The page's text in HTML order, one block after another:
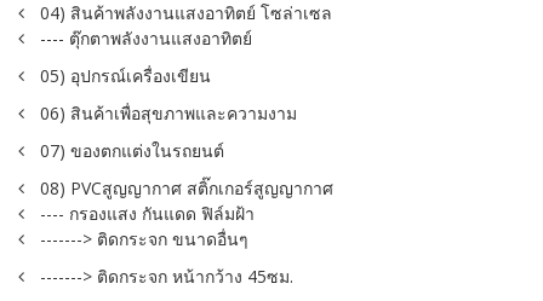
04) สินค้าพลังงานแสงอาทิตย์ โซล่าเซล
---- ตุ๊กตาพลังงานแสงอาทิตย์
05) อุปกรณ์เครื่องเขียน
06) สินค้าเพื่อสุขภาพและความงาม
07) ของตกแต่งในรถยนต์
08) PVCสูญญากาศ สติ๊กเกอร์สูญญากาศ
---- กรองแสง กันแดด ฟิล์มฝ้า
-------> ติดกระจก ขนาดอื่นๆ
-------> ติดกระจก หน้ากว้าง 45ซม.